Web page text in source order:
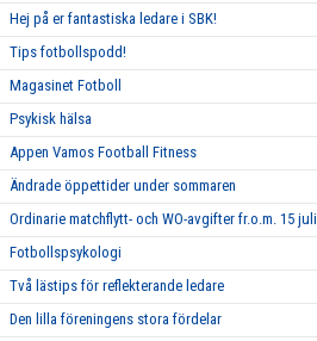
Hej på er fantastiska ledare i SBK!
Tips fotbollspodd!
Magasinet Fotboll
Psykisk hälsa
Appen Vamos Football Fitness
Ändrade öppettider under sommaren
Ordinarie matchflytt- och WO-avgifter fr.o.m. 15 juli
Fotbollspsykologi
Två lästips för reflekterande ledare
Den lilla föreningens stora fördelar